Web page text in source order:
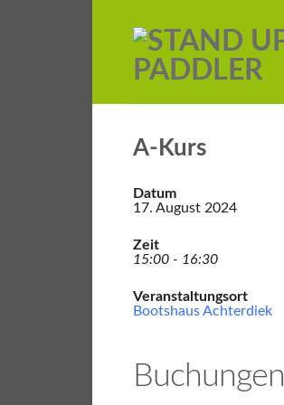
A-Kurs
Datum
17. August 2024
Zeit
15:00 - 16:30
Veranstaltungsort
Bootshaus Achterdiek
Buchungen